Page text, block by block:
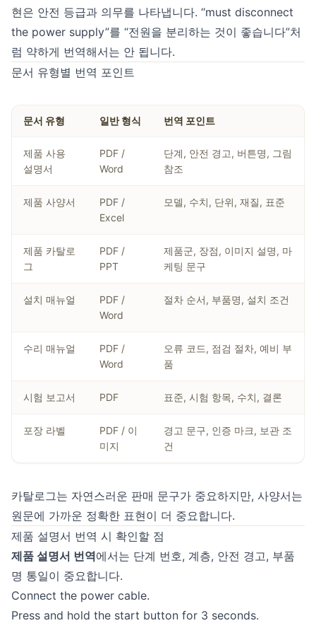
현은 안전 등급과 의무를 나타냅니다. “must disconnect
the power supply”를 “전원을 분리하는 것이 좋습니다”처
럼 약하게 번역해서는 안 됩니다.
문서 유형별 번역 포인트
문서 유형 일반 형식 번역 포인트
제품 사용
설명서
PDF /
Word
단계, 안전 경고, 버튼명, 그림
참조
제품 사양서
PDF /
Excel
모델, 수치, 단위, 재질, 표준
제품 카탈로
그
PDF /
PPT
제품군, 장점, 이미지 설명, 마
케팅 문구
설치 매뉴얼
PDF /
Word
절차 순서, 부품명, 설치 조건
수리 매뉴얼
PDF /
Word
오류 코드, 점검 절차, 예비 부
품
시험 보고서 PDF 표준, 시험 항목, 수치, 결론
포장 라벨
PDF / 이
미지
경고 문구, 인증 마크, 보관 조
건
카탈로그는 자연스러운 판매 문구가 중요하지만, 사양서는
원문에 가까운 정확한 표현이 더 중요합니다.
제품 설명서 번역 시 확인할 점
제품 설명서 번역에서는 단계 번호, 계층, 안전 경고, 부품
명 통일이 중요합니다.
Connect the power cable.
Press and hold the start button for 3 seconds.